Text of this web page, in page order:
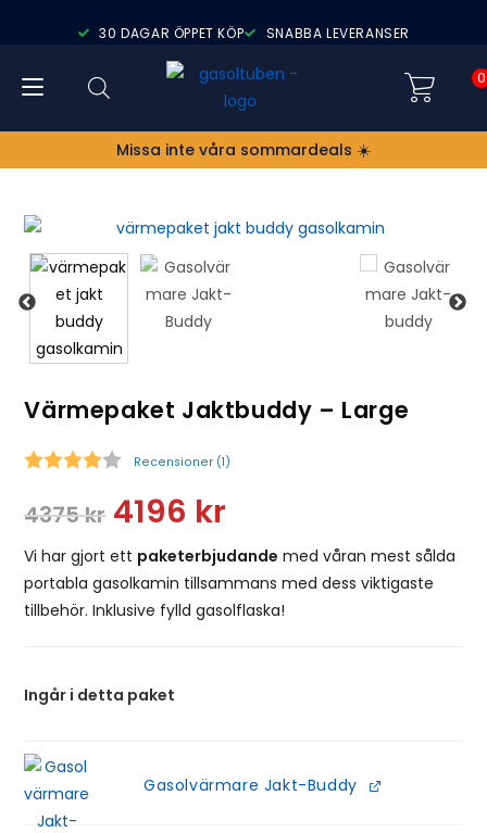
30 DAGAR ÖPPET KÖP SNABBA LEVERANSER
0
Missa inte våra sommardeals ☀️
Värmepaket Jaktbuddy – Large
Recensioner (1)
4375kr 4196 kr
Vi har gjort ett paketerbjudande med våran mest sålda
portabla gasolkamin tillsammans med dess viktigaste
tillbehör. Inklusive fylld gasolflaska!
Ingår i detta paket
Gasolvärmare Jakt-Buddy